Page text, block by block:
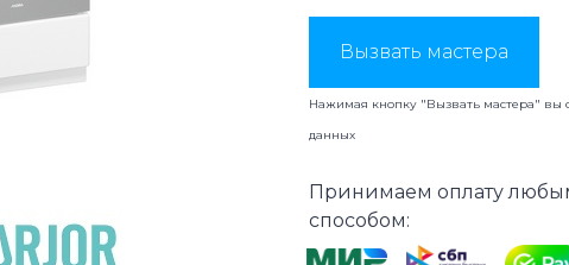
Вызвать мастера
Нажимая кнопку "Вызвать мастера" вы
данных
Принимаем оплату
способом: